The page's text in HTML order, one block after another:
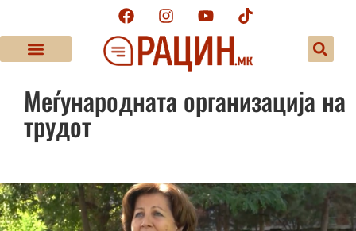
Меѓународната организација на
трудот